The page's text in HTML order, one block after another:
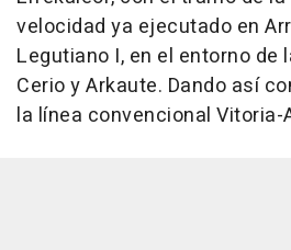
velocidad ya ejecutado en
Legutiano I, en el entorno de
Cerio y Arkaute. Dando así
la línea convencional